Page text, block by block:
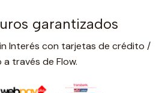
garantizados
Interés con tarjetas de crédito /
través de Flow.